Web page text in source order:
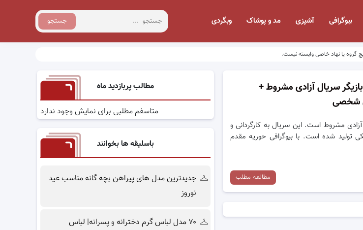
جستجو بیوگرافی آشپزی مد و پوشاک وبگردی
گروه یا نهاد خاصی وابسته نیست.
سریال آزادی مشروط +
شخصی
مشروط است. این سریال به کارگردانی و
تولید شده است. با بیوگرافی حوریه مقدم
مطالعه مطلب
مطالب پربازدید ماه
متاسفم مطلبی برای نمایش وجود ندارد
باسلیقه ها بخوانند
جدیدترین مدل های پیراهن بچه گانه مناسب عید
نوروز
۷۰ مدل لباس گرم دخترانه و پسرانه| لباس